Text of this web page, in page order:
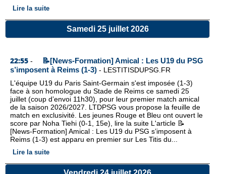
Lire la suite
Samedi 25 juillet 2026
22:55 -
📝[News-Formation] Amical : Les U19 du PSG
s’imposent à Reims (1-3) - LESTITISDUPSG.FR
L'équipe U19 du Paris Saint-Germain s'est imposée (1-3)
face à son homologue du Stade de Reims ce samedi 25
juillet (coup d’envoi 11h30), pour leur premier match amical
de la saison 2026/2027. LTDPSG vous propose la feuille de
match en exclusivité. Les jeunes Rouge et Bleu ont ouvert le
score par Noha Tiehi (0-1, 15e), lire la suite L'article 📝
[News-Formation] Amical : Les U19 du PSG s’imposent à
Reims (1-3) est apparu en premier sur Les Titis du...
Lire la suite